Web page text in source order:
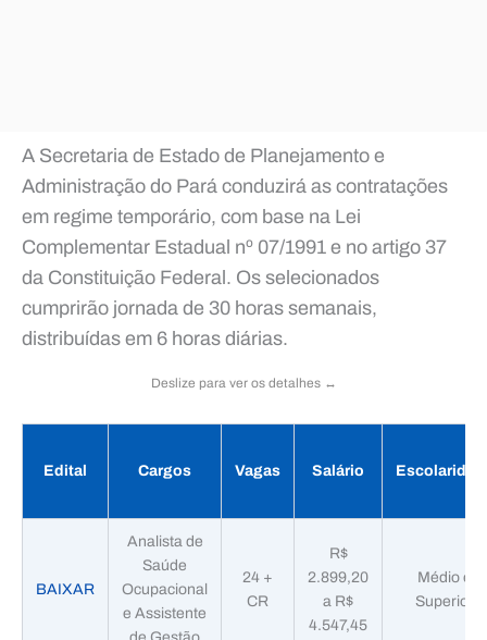
A Secretaria de Estado de Planejamento e
Administração do Pará conduzirá as contratações
em regime temporário, com base na Lei
Complementar Estadual nº 07/1991 e no artigo 37
da Constituição Federal. Os selecionados
cumprirão jornada de 30 horas semanais,
distribuídas em 6 horas diárias.
Deslize para ver os detalhes ↔️
Edital Cargos Vagas Salário
BAIXAR
Analista de
Saúde
Ocupacional
e Assistente
de Gestão
24 +
CR
R$
2.899,20
a R$
4.547,45
Médio e
Superior